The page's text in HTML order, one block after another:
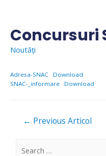
contentConcursuri
Noutăți
Adresa-SNAC
Download
SNAC-_informare
Download
Navigare
← Previous Articol
S